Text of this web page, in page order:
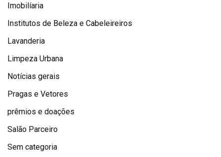
Imobilíaria
Institutos de Beleza e Cabeleireiros
Lavanderia
Limpeza Urbana
Notícias gerais
Pragas e Vetores
prêmios e doações
Salão Parceiro
Sem categoria